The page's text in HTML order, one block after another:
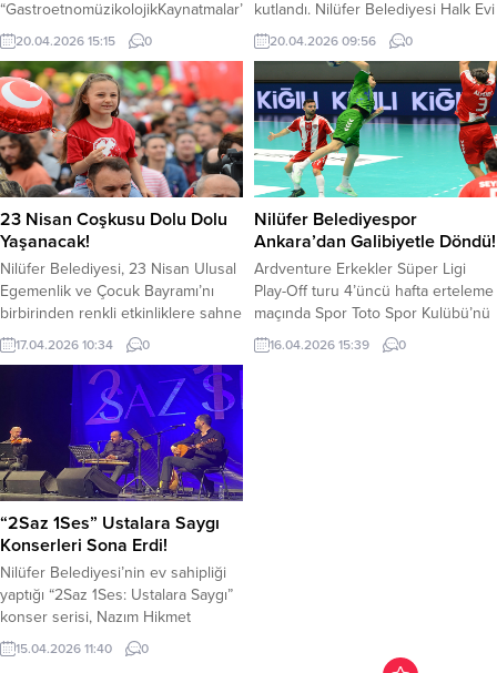
“GastroetnomüzikolojikKaynatmalar”
etkinliğinde, yemeğin sosyolojisi ve
göç hikayeleri konuşuldu.
Etkinlikte,hamur işlerinin gündelik
yaşamdaki ekonomik yerinden,
Çerkez sürgününün
mutfakkültürüne yansımalarına
kadar pek çok konu ele alındı.
Nilüfer Belediyesi tarafından
düzenlenen, Prof. Dr. Özlem Doğuş
Varlı’nın kurgusu ve sunumuyla
gerçekleşen
“Gastroetnomüzikolojik
Kaynatmalar” programının bu ayki
konukları,...
20.04.2026 15:15 0
kutlandı. Nilüfer Belediyesi Halk Evi
önündeki Cumhuriyet Meydanı’nda
kurulan dev ekranda maçı takip
eden yüzlerce taraftar, son düdükle
birlikte zaferi şarkılar ve marşlarla
kutladı. Somaspor ile oynanan
karşılaşmaya yoğun ilgi gösteren
Bursasporlu taraftarlar, meydanı
adeta bir stadyum atmosferine
çevirdi. Maç boyunca heyecanın
düşmediği alanda,...
20.04.2026 09:56 0
23 Nisan Coşkusu Dolu Dolu
Yaşanacak!
Nilüfer Belediyesi, 23 Nisan Ulusal
Egemenlik ve Çocuk Bayramı’nı
birbirinden renkli etkinliklere sahne
olacak Nilüfer Çocuk Şenliği ile
kutlamaya hazırlanıyor.
Konserlerden atölye çalışmalarına
ve spor parkurlarına kadar birçok
etkinliğin yer alacağı şenlik,
çocuklara eğlence dolu bir gün
sunacak. Nilüfer Belediyesi,
Türkiye Büyük Millet Meclisi’nin
açılışının yıl dönümü ve 23 Nisan...
17.04.2026 10:34 0
Nilüfer Belediyespor
Ankara’dan Galibiyetle Döndü!
Ardventure Erkekler Süper Ligi
Play-Off turu 4’üncü hafta erteleme
maçında Spor Toto Spor Kulübü’nü
33-25 mağlup eden Nilüfer
Belediyespor Erkek Hentbol Takımı,
16.04.2026 15:39 0
“2Saz 1Ses” Ustalara Saygı
Konserleri Sona Erdi!
Nilüfer Belediyesi’nin ev sahipliği
yaptığı “2Saz 1Ses: Ustalara Saygı”
konser serisi, Nazım Hikmet
Kültürevi’nde düzenlenen üçüncü
ve kapanış konseriyle
15.04.2026 11:40 0